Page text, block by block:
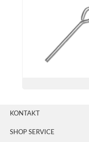
KONTAKT
SHOP SERVICE